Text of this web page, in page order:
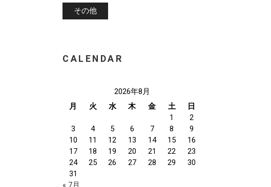
その他
CALENDAR
2026年8月
月
火 水 木 金 土
日
1
2
3
4 5 6 7 8
9
10
11 12 13 14 15
16
17
18 19 20 21 22
23
24
25 26 27 28 29
30
31
« 7月